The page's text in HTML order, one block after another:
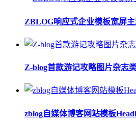
ZBLOG响应式企业模板宽屏主
Z-blog首款游记攻略图片杂志
zblog自媒体博客网站模板